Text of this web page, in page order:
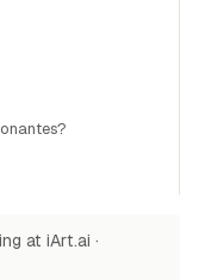
at iArt.ai ·